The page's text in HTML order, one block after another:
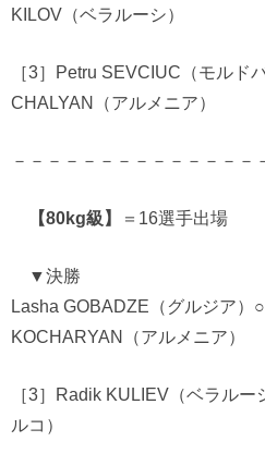
KILOV（ベラルーシ）
［3］Petru SEVCIUC（モルド
CHALYAN（アルメニア）
－－－－－－－－－－－－－－
【80kg級】 ＝16選手出場
▼決勝
Lasha GOBADZE（グルジア）
KOCHARYAN（アルメニア）
［3］Radik KULIEV（ベラル
ルコ）